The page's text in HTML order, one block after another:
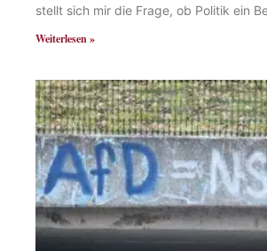
stellt sich mir die Frage, ob Politik ein
Weiterlesen »